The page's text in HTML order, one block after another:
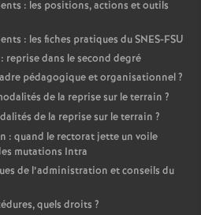
: les positions, actions et outils
: les fiches pratiques du SNES-FSU
dans le second degré
pédagogique et organisationnel?
de la reprise sur le terrain ?
de la reprise sur le terrain ?
: quand le rectorat jette un voile
mutations Intra
de l’administration et conseils du
quels droits ?